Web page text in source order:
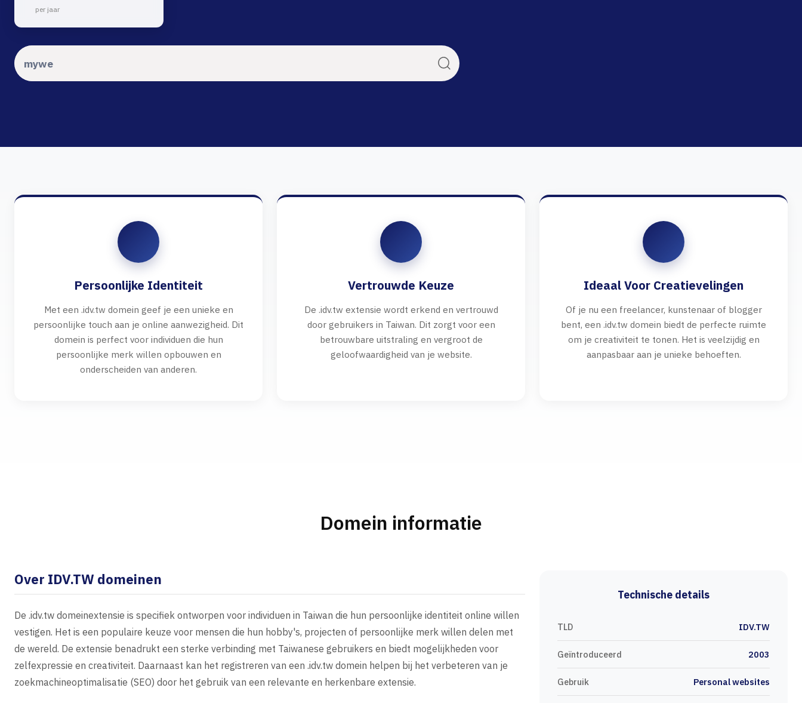
per jaar
Persoonlijke Identiteit
Met een .idv.tw domein geef je een unieke en
persoonlijke touch aan je online aanwezigheid. Dit
domein is perfect voor individuen die hun
persoonlijke merk willen opbouwen en
onderscheiden van anderen.
Vertrouwde Keuze
De .idv.tw extensie wordt erkend en vertrouwd
door gebruikers in Taiwan. Dit zorgt voor een
betrouwbare uitstraling en vergroot de
geloofwaardigheid van je website.
Ideaal Voor Creatievelingen
Of je nu een freelancer, kunstenaar of blogger
bent, een .idv.tw domein biedt de perfecte ruimte
om je creativiteit te tonen. Het is veelzijdig en
aanpasbaar aan je unieke behoeften.
Domein informatie
Over IDV.TW domeinen
De .idv.tw domeinextensie is specifiek ontworpen voor individuen in Taiwan die hun persoonlijke identiteit online willen
vestigen. Het is een populaire keuze voor mensen die hun hobby's, projecten of persoonlijke merk willen delen met
de wereld. De extensie benadrukt een sterke verbinding met Taiwanese gebruikers en biedt mogelijkheden voor
zelfexpressie en creativiteit. Daarnaast kan het registreren van een .idv.tw domein helpen bij het verbeteren van je
zoekmachineoptimalisatie (SEO) door het gebruik van een relevante en herkenbare extensie.
Technische details
TLD IDV.TW
Geïntroduceerd 2003
Gebruik Personal websites